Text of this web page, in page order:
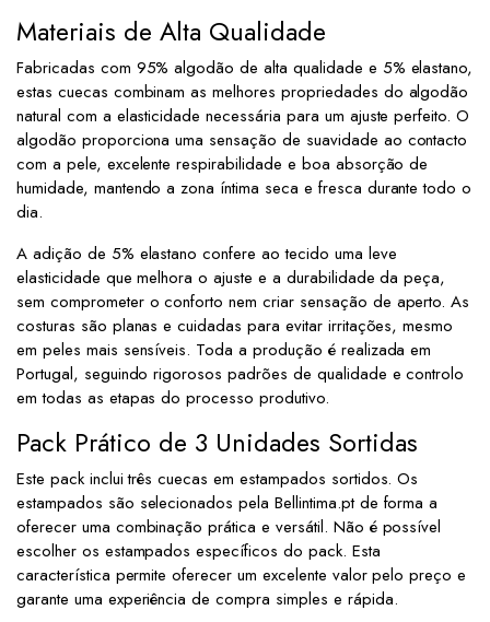
Materiais de Alta Qualidade
Fabricadas com 95% algodão de alta qualidade e 5% elastano,
estas cuecas combinam as melhores propriedades do algodão
natural com a elasticidade necessária para um ajuste perfeito. O
algodão proporciona uma sensação de suavidade ao contacto
com a pele, excelente respirabilidade e boa absorção de
humidade, mantendo a zona íntima seca e fresca durante todo o
dia.
A adição de 5% elastano confere ao tecido uma leve
elasticidade que melhora o ajuste e a durabilidade da peça,
sem comprometer o conforto nem criar sensação de aperto. As
costuras são planas e cuidadas para evitar irritações, mesmo
em peles mais sensíveis. Toda a produção é realizada em
Portugal, seguindo rigorosos padrões de qualidade e controlo
em todas as etapas do processo produtivo.
Pack Prático de 3 Unidades Sortidas
Este pack inclui três cuecas em estampados sortidos. Os
estampados são selecionados pela Bellintima.pt de forma a
oferecer uma combinação prática e versátil. Não é possível
escolher os estampados específicos do pack. Esta
característica permite oferecer um excelente valor pelo preço e
garante uma experiência de compra simples e rápida.